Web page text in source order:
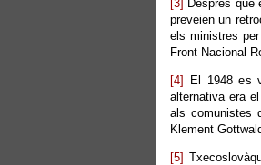
[3] Després que
preveien un
els ministres
Front Nacional
[4] El 1948 es
alternativa era
als comunistes
Klement
[5]